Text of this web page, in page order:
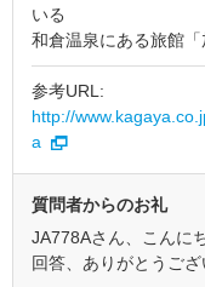
いる
和倉温泉にある旅館「
参考URL:
http://
a
質問者からのお礼
JA778Aさん、こんに
回答、ありがとうござ